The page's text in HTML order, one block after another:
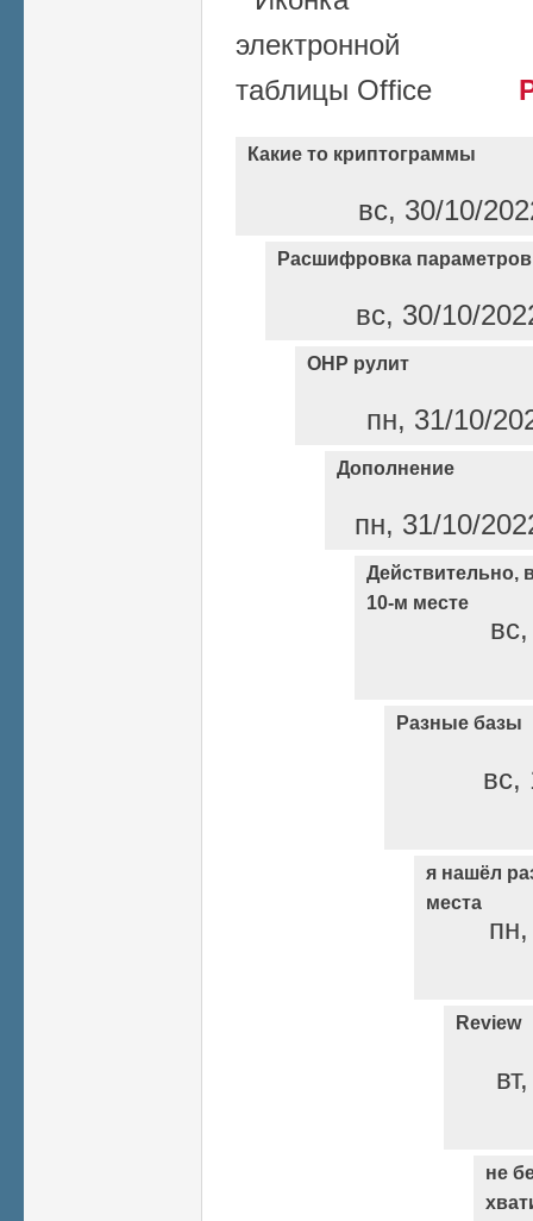
Какие то криптограммы
вс, 30/10/
Расшифровка параметров
вс, 30/10/
ОНР рулит
пн, 31/10/
Дополнение
пн, 31/10/
Действительно,
10-м месте
Разные базы
вс,
я нашёл
места
Review
не